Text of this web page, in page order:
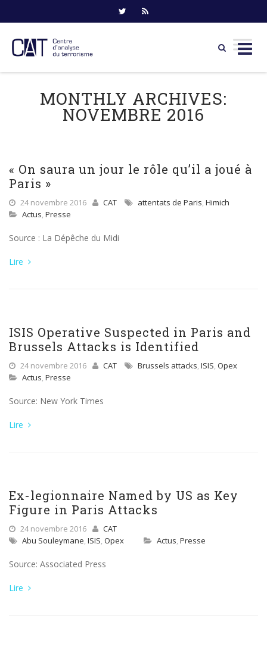
MONTHLY ARCHIVES:
NOVEMBRE 2016
« On saura un jour le rôle qu’il a joué à
Paris »
24 novembre 2016 CAT attentats de Paris, Himich
Actus, Presse
Source : La Dépêche du Midi
Lire
ISIS Operative Suspected in Paris and
Brussels Attacks is Identified
24 novembre 2016 CAT Brussels attacks, ISIS, Opex
Actus, Presse
Source: New York Times
Lire
Ex-legionnaire Named by US as Key
Figure in Paris Attacks
24 novembre 2016
CAT
Abu Souleymane, ISIS, Opex Actus, Presse
Source: Associated Press
Lire